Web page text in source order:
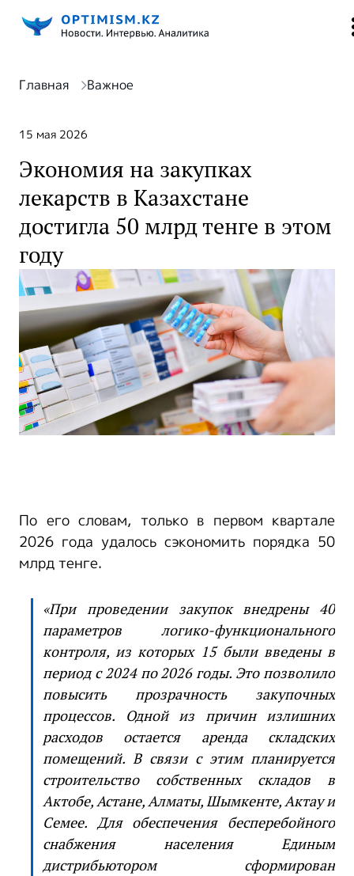
Главная Важное
15 мая 2026
Экономия на закупках
лекарств в Казахстане
достигла 50 млрд тенге в этом
году
По его словам, только в первом квартале
2026 года удалось сэкономить порядка 50
млрд тенге.
«При проведении закупок внедрены 40
параметров логико-функционального
контроля, из которых 15 были введены в
период с 2024 по 2026 годы. Это позволило
повысить прозрачность закупочных
процессов. Одной из причин излишних
расходов остается аренда складских
помещений. В связи с этим планируется
строительство собственных складов в
Актобе, Астане, Алматы, Шымкенте, Актау и
Семее. Для обеспечения бесперебойного
снабжения населения Единым
дистрибьютором сформирован